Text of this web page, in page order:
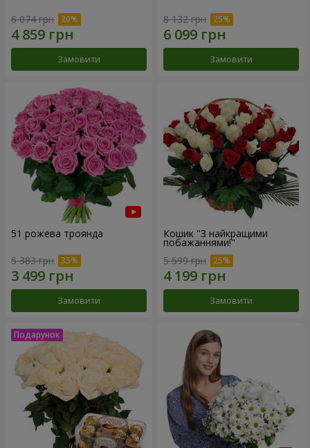
6 074 грн
Замовити
8 132 грн
Замовити
51 рожева троянда
5 383 грн
Замовити
Кошик "З найкращими
побажаннями!"
5 599 грн
Замовити